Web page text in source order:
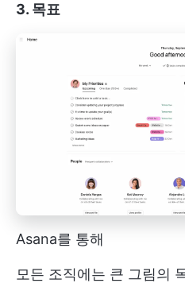
3. 목표
Asana를 통해
모든 조직에는 큰 그림의